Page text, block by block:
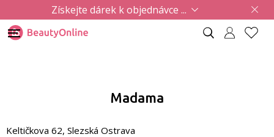
Získejte dárek k objednávce ...
Madama
Keltičkova 62, Slezská Ostrava